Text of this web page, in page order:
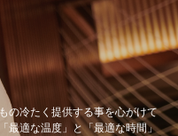
の冷たく提供する事を心がけて
最適な温度」と「最適な時間」